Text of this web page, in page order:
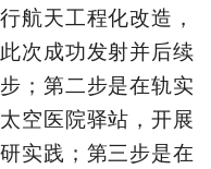
航天工程化改造，
次成功发射并后续
；第二步是在轨实
空医院驿站，开展
实践；第三步是在